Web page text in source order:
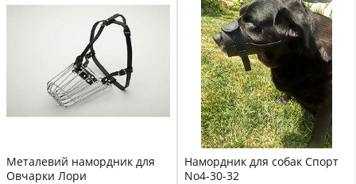
Металевий намордник для
Овчарки Лори
Намордник для собак Спорт
No4-30-32